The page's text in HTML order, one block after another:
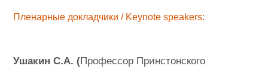
Пленарные докладчики / Keynote speakers:
Ушакин С.А. (Профессор Принстонского